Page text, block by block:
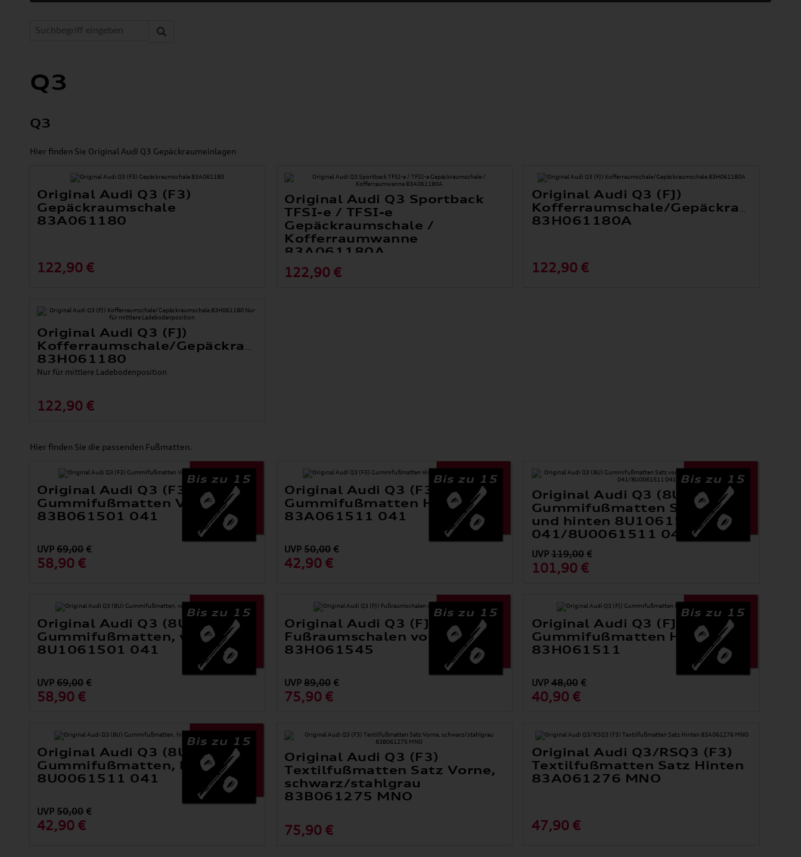
Q3
Q3
Hier finden Sie Original Audi Q3 Gepäckraumeinlagen
Original Audi Q3 (F3)
Gepäckraumschale
83A061180
122,90 €
Original Audi Q3 Sportback
TFSI-e / TFSI-e
Gepäckraumschale /
Kofferraumwanne
83A061180A
122,90 €
Original Audi Q3 (FJ)
Kofferraumschale/
83H061180A
122,90 €
Original Audi Q3 (FJ)
Kofferraumschale/Gepäckraumschale
83H061180
Nur für mittlere Ladebodenposition
122,90 €
Hier finden Sie die passenden Fußmatten.
Bis zu 15
Original Audi Q3 (F3)
Gummifußmatten Vorn
83B061501 041
UVP69,00 €
58,90 €
Bis zu 15
Original Audi Q3 (F3)
Gummifußmatten Hinten
83A061511 041
UVP50,00 €
42,90 €
Bis zu 15
Original Audi Q3 (8U)
Gummifußmatten Satz vorne
und hinten 8U1061501
041/8U0061511 041
UVP 119,00€
101,90 €
Bis zu 15
Original Audi Q3 (8U)
Gummifußmatten, vorne
8U1061501 041
UVP69,00 €
58,90 €
Bis zu 15
Original Audi Q3 (FJ)
Fußraumschalen vorn,
83H061545
UVP89,00 €
75,90 €
Bis zu 15
Original Audi Q3 (FJ)
Gummifußmatten Hinten
83H061511
UVP 48,00€
40,90 €
Bis zu 15
Original Audi Q3 (8U)
Gummifußmatten, hinten
8U0061511 041
UVP50,00 €
42,90 €
Original Audi Q3 (F3)
Textilfußmatten Satz Vorne,
schwarz/stahlgrau
83B061275 MNO
75,90 €
Original Audi Q3/RSQ3 (F3)
Textilfußmatten Satz Hinten
83A061276 MNO
47,90 €